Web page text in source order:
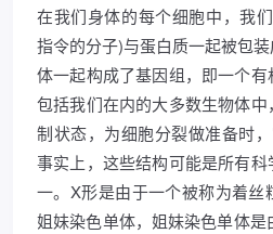
在我们身体的每个细胞中，我
指令的分子)与蛋白质一起被包
体一起构成了基因组，即一个
包括我们在内的大多数生物体
制状态，为细胞分裂做准备时
事实上，这些结构可能是所有
一。X形是由于一个被称为着丝
姐妹染色单体，姐妹染色单体